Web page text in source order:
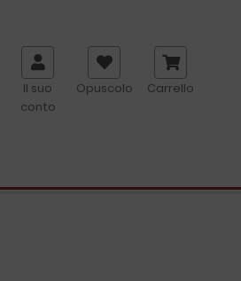
Carrello
Opuscolo
Il suo
conto